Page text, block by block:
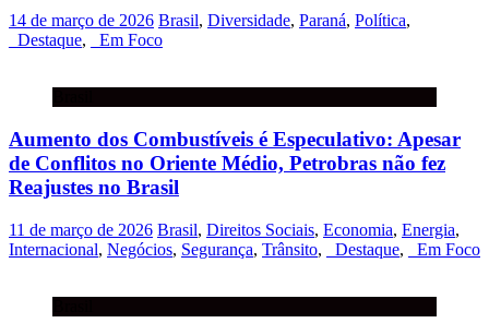
14 de março de 2026 Brasil, Diversidade, Paraná, Política,
_Destaque, _Em Foco
Aumento dos Combustíveis é Especulativo: Apesar
de Conflitos no Oriente Médio, Petrobras não fez
Reajustes no Brasil
11 de março de 2026 Brasil, Direitos Sociais, Economia, Energia,
Internacional, Negócios, Segurança, Trânsito, _Destaque, _Em Foco